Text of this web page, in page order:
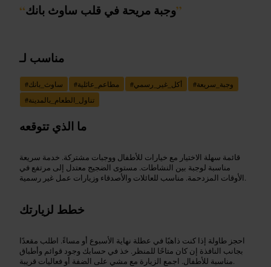
“وجبة مريحة في قلب ساوث بانك”
مناسب لـ
#ساوث_بانك #مطاعم_عائلية #أكل_غير_رسمي #وجبة_سريعة
#تناول_الطعام_بالمدينة
ما الذي تتوقعه
قائمة سهلة الاختيار مع خيارات للأطفال ووجبات مشتركة. خدمة سريعة
مناسبة لوجبة بين النشاطات. مستوى الضجيج معتدل إلى مرتفع في
الأوقات المزدحمة. مناسب للعائلات والأصدقاء وزيارات عمل غير رسمية.
خطط لزيارتك
احجز طاولة إذا كنت ذاهبًا في عطلة نهاية الأسبوع أو مساءً. اطلب مقعدًا
بجانب النافذة إن كان متاحًا للمنظر. خذ في حسابك وجود قوائم وأطباق
مناسبة للأطفال. اجمع الزيارة مع مشي على الضفة أو فعاليات قريبة.